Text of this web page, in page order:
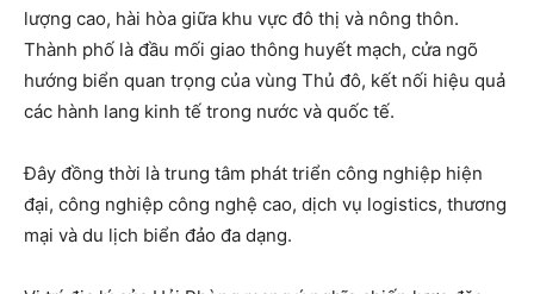
lượng cao, hài hòa giữa khu vực đô thị và nông thôn.
Thành phố là đầu mối giao thông huyết mạch, cửa ngõ
hướng biển quan trọng của vùng Thủ đô, kết nối hiệu quả
các hành lang kinh tế trong nước và quốc tế.
Đây đồng thời là trung tâm phát triển công nghiệp hiện
đại, công nghiệp công nghệ cao, dịch vụ logistics, thương
mại và du lịch biển đảo đa dạng.